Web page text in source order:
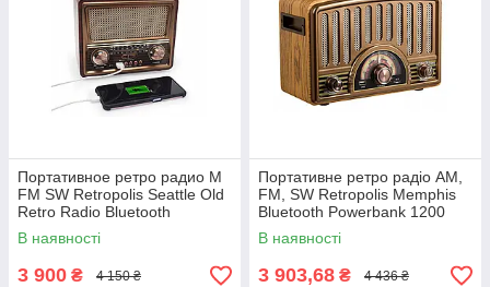
Портативное ретро радио M
FM SW Retropolis Seattle Old
Retro Radio Bluetooth
Powerbank 1200 USB
В наявності
3 900 ₴ 4 150 ₴
Портативне ретро радіо AM,
FM, SW Retropolis Memphis
Bluetooth Powerbank 1200
USB
В наявності
3 903,68 ₴ 4 436 ₴